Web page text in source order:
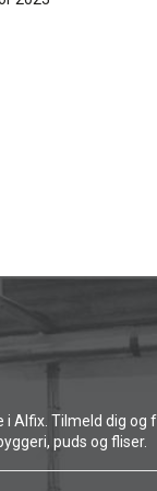
i Alfix. Tilmeld dig og
puds og fliser.